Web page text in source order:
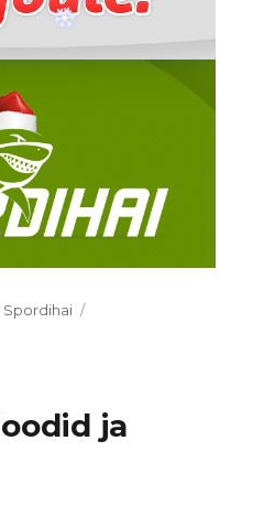
Rubriigid
Spordihai
ja